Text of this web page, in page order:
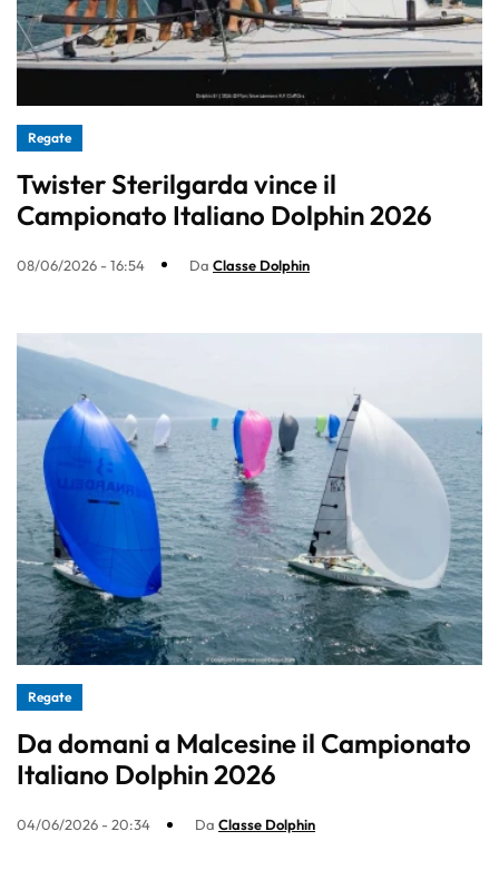
Regate
Twister Sterilgarda vince il
Campionato Italiano Dolphin 2026
08/06/2026 - 16:54 Da Classe Dolphin
Regate
Da domani a Malcesine il Campionato
Italiano Dolphin 2026
04/06/2026 - 20:34 Da Classe Dolphin